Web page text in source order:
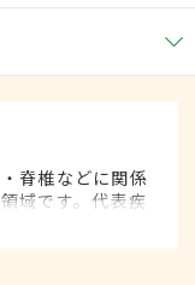
脊椎などに関係
域です。代表疾
ーキンソン病、
経の疾患、てんか